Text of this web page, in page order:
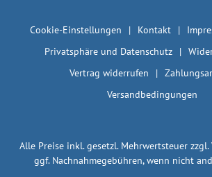
Cookie-Einstellungen Kontakt
Privatsphäre und Datenschutz
Vertrag widerrufen
Versandbedingungen
Alle Preise inkl. gesetzl. Mehrwertsteuer zzgl.
ggf. Nachnahmegebühren, wenn nicht